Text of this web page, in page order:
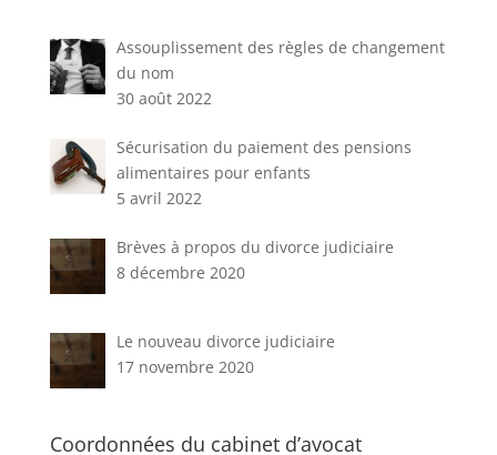
Assouplissement des règles de changement
du nom
30 août 2022
Sécurisation du paiement des pensions
alimentaires pour enfants
5 avril 2022
Brèves à propos du divorce judiciaire
8 décembre 2020
Le nouveau divorce judiciaire
17 novembre 2020
Coordonnées du cabinet d’avocat